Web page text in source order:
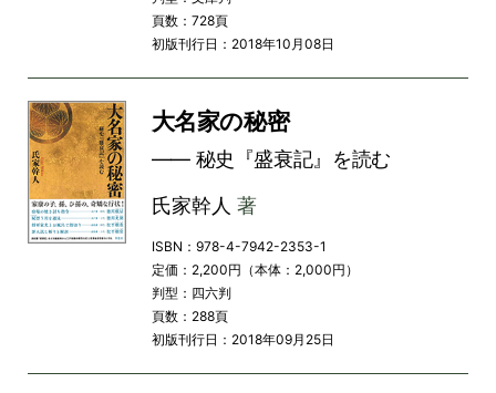
頁数：728頁
初版刊行日：2018年10月08日
大名家の秘密
―― 秘史『盛衰記』を読む
氏家幹人 著
ISBN：978-4-7942-2353-1
定価：2,200円（本体：2,000円）
判型：四六判
頁数：288頁
初版刊行日：2018年09月25日